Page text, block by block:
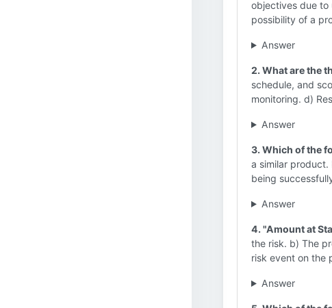
objectives due to
possibility of a
Answer
2. What are the
schedule, and
monitoring. d)
Answer
3. Which of the
a similar
being
Answer
4. "Amount at
the risk. b) The
risk event on the
Answer